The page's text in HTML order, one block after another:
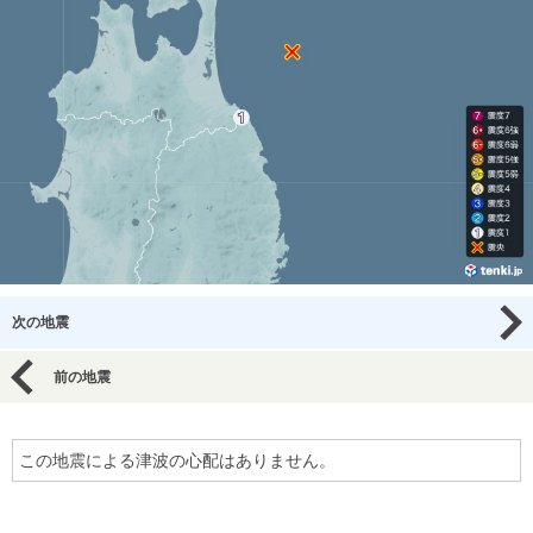
次の地震
前の地震
この地震による津波の心配はありません。